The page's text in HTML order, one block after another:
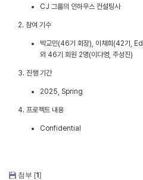
CJ 그룹의 인하우스 컨설팅사
2. 참여 기수
박교민(46기 회장), 이채희(42기,
외 46기 회원 2명(이다영, 주성진)
3. 진행 기간
2025, Spring
4. 프로젝트 내용
Confidential
첨부 [1 ]